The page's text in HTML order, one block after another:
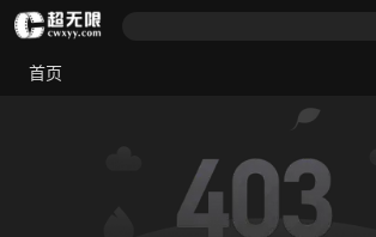
首页